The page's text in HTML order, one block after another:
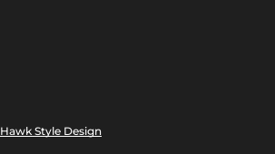
Hawk Style Design